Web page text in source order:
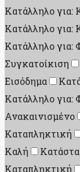
Κατάλληλο για:
Κατάλληλο για:
Κατάλληλο για:
Συγκατοίκιση
Εισόδημα
Κατάλληλο για:
Ανακαινισμένο
Καταπληκτική
Καλή
Καταπληκτική